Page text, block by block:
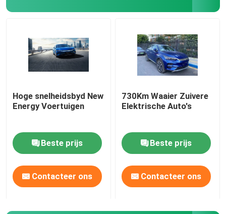
Hoge snelheidsbyd New
Energy Voertuigen
Beste prijs
Contacteer ons
730Km Waaier Zuivere
Elektrische Auto's
Beste prijs
Contacteer ons